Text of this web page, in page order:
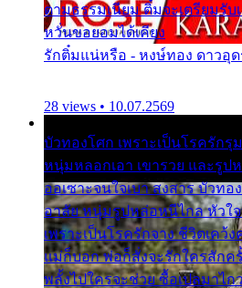
ตามธรรมเนียม ติ๋มจะเตรียมรั
หวั่นขอยอมได้เคียง
รักติ๋มแน่หรือ - หงษ์ทอง ดาวอุด
28 views • 10.07.2569
บัวทองโศก เพราะเป็นโรครัก
หนุ่มหลอกเอา เขารวย และรูป
ออเซาะจนใจเบา สงสาร บัวทอ
อาลัย หนุ่มรูปหล่อหนีไกล หัวใ
เพราะเป็นโรครักจาง ชีวิตเคว้
แม่ก็บอก พ่อก็สั่งจะรักใครสักค
พลั้งไปใครจะช่วย ซื้อเปลมาไก